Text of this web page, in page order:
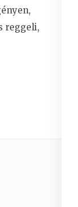
reggeli,